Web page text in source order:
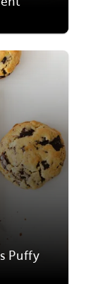
Puffy